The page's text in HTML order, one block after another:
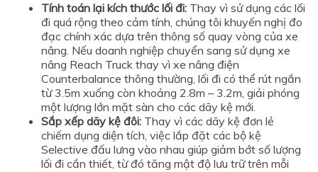
Tính toán lại kích thước lối đi: Thay vì sử dụng các lối
đi quá rộng theo cảm tính, chúng tôi khuyến nghị đo
đạc chính xác dựa trên thông số quay vòng của xe
nâng. Nếu doanh nghiệp chuyển sang sử dụng xe
nâng Reach Truck thay vì xe nâng điện
Counterbalance thông thường, lối đi có thể rút ngắn
từ 3.5m xuống còn khoảng 2.8m – 3.2m, giải phóng
một lượng lớn mặt sàn cho các dãy kệ mới.
Sắp xếp dãy kệ đôi: Thay vì các dãy kệ đơn lẻ
chiếm dụng diện tích, việc lắp đặt các bộ kệ
Selective đấu lưng vào nhau giúp giảm bớt số lượng
lối đi cần thiết, từ đó tăng mật độ lưu trữ trên mỗi